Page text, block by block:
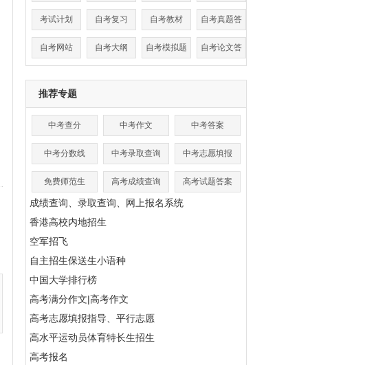
询
考试计划 自考复习 自考教材 自考真题答
案
自考网站
自考大纲 自考模拟题 自考论文答
辩
推荐专题
中考查分 中考作文 中考答案
中考分数线 中考录取查询 中考志愿填报
免费师范生 高考成绩查询 高考试题答案
成绩查询、录取查询、网上报名系统
香港高校内地招生
空军招飞
自主招生保送生小语种
中国大学排行榜
高考满分作文|高考作文
高考志愿填报指导、平行志愿
高水平运动员体育特长生招生
高考报名